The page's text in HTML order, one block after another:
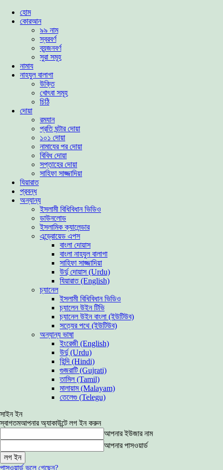
হোম
কোরআন
৯৯ নাম
স্বরবর্ণ
ব্যন্জনবর্ণ
সুরা সমূহ
নামায
নাহযুল বালাগা
উক্তি
খোৎবা সমূহ
চিঠি
দোয়া
রমযান
প্রতি ঘন্টার দোয়া
১০১ দোয়া
নামাযের পর দোয়া
বিবিধ দোয়া
সপ্তাহের দোয়া
সাহিফা সাজ্জাদিয়া
যিয়ারাত
প্রবন্ধ
অন্যান্য
ইসলামী বিধিবিধান ভিডিও
ডাউনলোড
ইসলামিক ক্যালেন্ডার
এন্ড্রোয়েড এপস
বাংলা দোয়াস
বাংলা নাহযুল বালাগা
সাহিফা সাজ্জাদিয়া
উর্দু দোয়াস (Urdu)
যিয়ারাত (English)
চ্যানেল
ইসলামী বিধিবিধান ভিডিও
চ্যালেন উইন টিভি
চ্যানেল উইন বাংলা (ইউটিউব)
সত্যের পথে (ইউটিউব)
অন্যান্য ভাষা
ইংরেজী (English)
উর্দু (Urdu)
হিন্দি (Hindi)
গুজরাটি (Gujrati)
তামিল (Tamil)
মালায়াম (Malayam)
তেলেগু (Telegu)
সাইন ইন
স্বাগতমআপনার অ্যাকাউন্টে লগ ইন করুন
আপনার ইউজার নাম
আপনার পাসওয়ার্ড
পাসওয়ার্ড ভুলে গেছেন?